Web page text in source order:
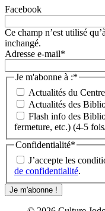
Facebook
Ce champ n’est utilisé
inchangé.
Adresse e-mail*
Je m'abonne à :*
Actualités du
Actualités des
Flash info des
fermeture, etc.) (4-5
Confidentialité*
J’accepte les
de confidentialité.